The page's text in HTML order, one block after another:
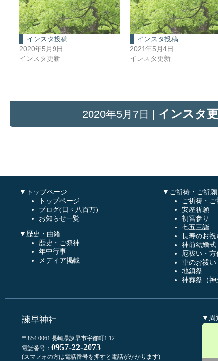
インスタ投稿
2020年5月9日
インスタ更新
インスタ投稿
2021年5月4日
インスタ更新
2020年5月7日 | インスタ
▼トップページ
トップページ
ブログ(日々八百万)
お知らせ一覧
▼歴史・由緒
歴史・ご祭神
年中行事
メディア掲載
▼ご祈祷・ご祈願
ご祈祷・ご
安産祈願
初宮参り
七五三詣
長寿のお祝
神前結婚式
厄祓い・方
車のお祓い
地鎮祭
神葬祭（神
諫早神社
〒854-0061 長崎県諫早市宇都町1-12
電話番号： 0957-22-2073
(スマフォの方は電話番号を押すと電話がかかります)
▼周